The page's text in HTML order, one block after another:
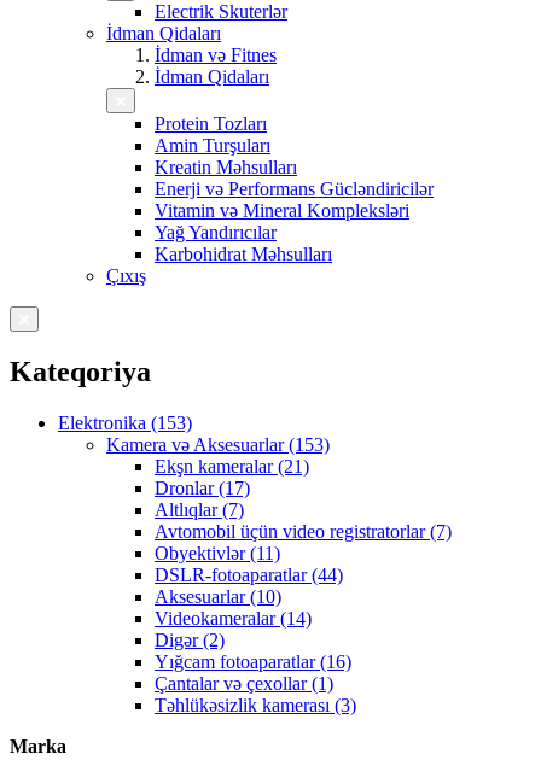
Electrik Skuterlər
İdman Qidaları
İdman və Fitnes
İdman Qidaları
Protein Tozları
Amin Turşuları
Kreatin Məhsulları
Enerji və Performans Gücləndiricilər
Vitamin və Mineral Kompleksləri
Yağ Yandırıcılar
Karbohidrat Məhsulları
Çıxış
Kateqoriya
Elektronika (153)
Kamera və Aksesuarlar (153)
Ekşn kameralar (21)
Dronlar (17)
Altlıqlar (7)
Avtomobil üçün video registratorlar (7)
Obyektivlər (11)
DSLR-fotoaparatlar (44)
Aksesuarlar (10)
Videokameralar (14)
Digər (2)
Yığcam fotoaparatlar (16)
Çantalar və çexollar (1)
Təhlükəsizlik kamerası (3)
Marka